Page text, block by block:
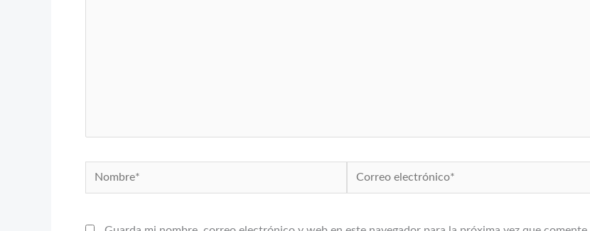
Nombre*
Correo
electrónico*